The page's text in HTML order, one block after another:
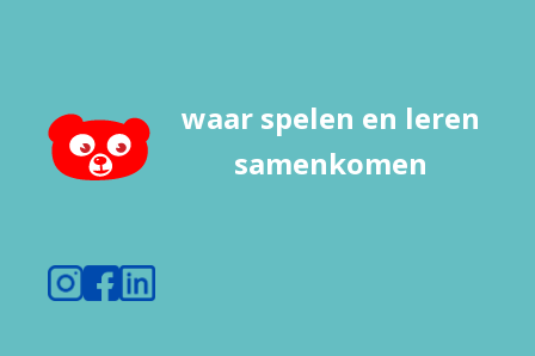
waar spelen en leren
samenkomen